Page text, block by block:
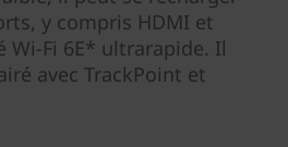
y compris HDMI et
Wi-Fi 6E* ultrarapide. Il
avec TrackPoint et